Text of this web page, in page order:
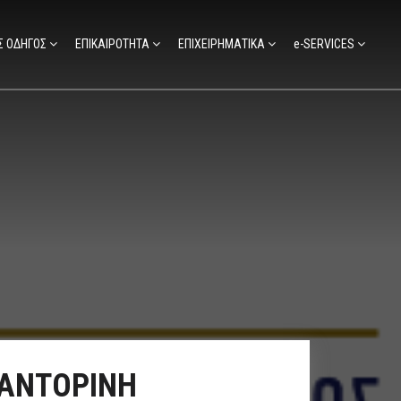
ΟΔΗΓΟΣ ΕΠΙΚΑΙΡΟΤΗΤΑ ΕΠΙΧΕΙΡΗΜΑΤΙΚΑ e-SERVICES